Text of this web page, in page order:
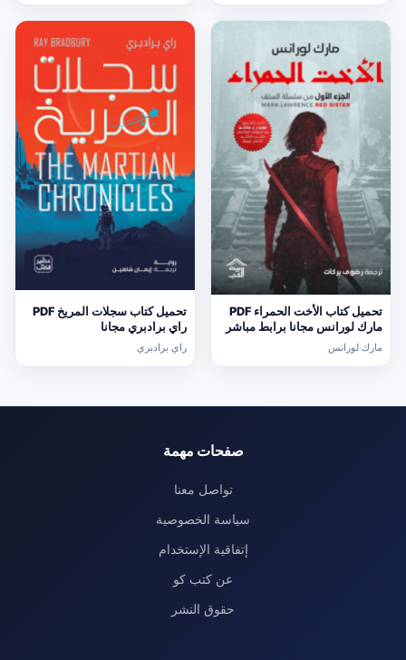
تحميل كتاب الأخت الحمراء PDF
مارك لورانس مجانا برابط مباشر
مارك لورانس
تحميل كتاب سجلات المريخ PDF
راي برادبري مجانا
راي برادبري
صفحات مهمة
تواصل معنا
سياسة الخصوصية
إتفاقية الإستخدام
عن كتب كو
حقوق النشر